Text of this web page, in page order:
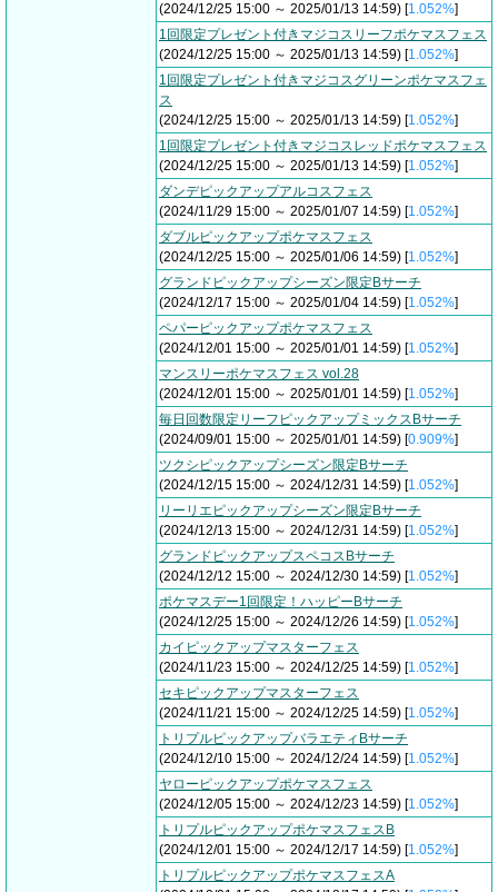
(2024/12/25 15:00 ～ 2025/01/13 14:59) [1.052%]
1回限定プレゼント付きマジコスリーフポケマスフェス
(2024/12/25 15:00 ～ 2025/01/13 14:59) [1.052%]
1回限定プレゼント付きマジコスグリーンポケマスフェ
ス
(2024/12/25 15:00 ～ 2025/01/13 14:59) [1.052%]
1回限定プレゼント付きマジコスレッドポケマスフェス
(2024/12/25 15:00 ～ 2025/01/13 14:59) [1.052%]
ダンデピックアップアルコスフェス
(2024/11/29 15:00 ～ 2025/01/07 14:59) [1.052%]
ダブルピックアップポケマスフェス
(2024/12/25 15:00 ～ 2025/01/06 14:59) [1.052%]
グランドピックアップシーズン限定Bサーチ
(2024/12/17 15:00 ～ 2025/01/04 14:59) [1.052%]
ペパーピックアップポケマスフェス
(2024/12/01 15:00 ～ 2025/01/01 14:59) [1.052%]
マンスリーポケマスフェス vol.28
(2024/12/01 15:00 ～ 2025/01/01 14:59) [1.052%]
毎日回数限定リーフピックアップミックスBサーチ
(2024/09/01 15:00 ～ 2025/01/01 14:59) [0.909%]
ツクシピックアップシーズン限定Bサーチ
(2024/12/15 15:00 ～ 2024/12/31 14:59) [1.052%]
リーリエピックアップシーズン限定Bサーチ
(2024/12/13 15:00 ～ 2024/12/31 14:59) [1.052%]
グランドピックアップスペコスBサーチ
(2024/12/12 15:00 ～ 2024/12/30 14:59) [1.052%]
ポケマスデー1回限定！ハッピーBサーチ
(2024/12/25 15:00 ～ 2024/12/26 14:59) [1.052%]
カイピックアップマスターフェス
(2024/11/23 15:00 ～ 2024/12/25 14:59) [1.052%]
セキピックアップマスターフェス
(2024/11/21 15:00 ～ 2024/12/25 14:59) [1.052%]
トリプルピックアップバラエティBサーチ
(2024/12/10 15:00 ～ 2024/12/24 14:59) [1.052%]
ヤローピックアップポケマスフェス
(2024/12/05 15:00 ～ 2024/12/23 14:59) [1.052%]
トリプルピックアップポケマスフェスB
(2024/12/01 15:00 ～ 2024/12/17 14:59) [1.052%]
トリプルピックアップポケマスフェスA